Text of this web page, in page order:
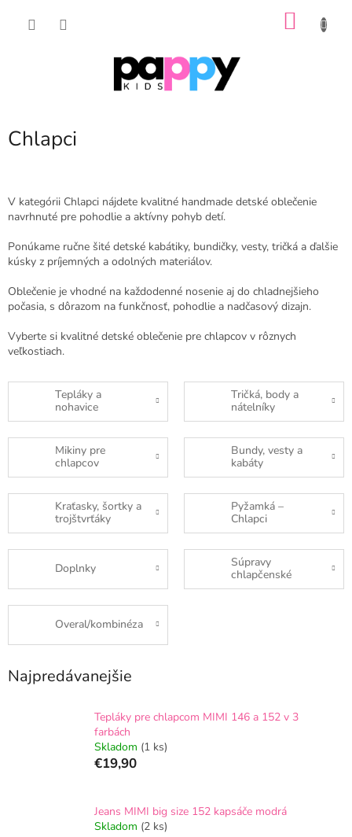
Chlapci
V kategórii Chlapci nájdete kvalitné handmade detské oblečenie
navrhnuté pre pohodlie a aktívny pohyb detí.
Ponúkame ručne šité detské kabátiky, bundičky, vesty, tričká a ďalšie
kúsky z príjemných a odolných materiálov.
Oblečenie je vhodné na každodenné nosenie aj do chladnejšieho
počasia, s dôrazom na funkčnosť, pohodlie a nadčasový dizajn.
Vyberte si kvalitné detské oblečenie pre chlapcov v rôznych
veľkostiach.
Tepláky a
nohavice
Tričká, body a
nátelníky
Mikiny pre
chlapcov
Bundy, vesty a
kabáty
Kraťasky, šortky a
trojštvrťáky
Pyžamká –
Chlapci
Doplnky
Súpravy
chlapčenské
Overal/kombinéza
Najpredávanejšie
Tepláky pre chlapcom MIMI 146 a 152 v 3
farbách
Skladom (1 ks)
€19,90
Jeans MIMI big size 152 kapsáče modrá
Skladom (2 ks)